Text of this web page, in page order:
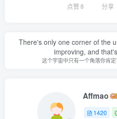
点赞8 分享
There's only one corner of the
improving, and
这个宇宙中只有一个角落你肯
Affmao
1420